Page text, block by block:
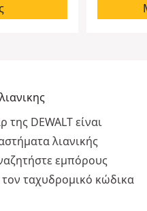
DEWALT είναι
λιανικής
εμπόρους
ταχυδρομικό κώδικα